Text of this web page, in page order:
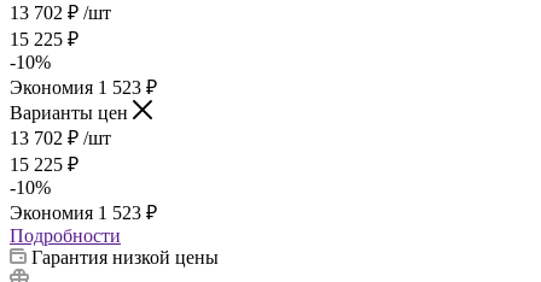
13 702 ₽ /шт
15 225 ₽
-10%
Экономия 1 523 ₽
Варианты цен
13 702 ₽ /шт
15 225 ₽
-10%
Экономия 1 523 ₽
Подробности
Гарантия низкой цены